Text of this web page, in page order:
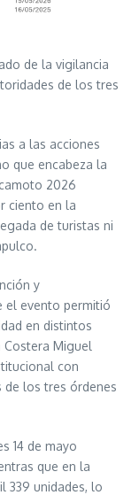
de la vigilancia
de los tres
a las acciones
que encabeza la
2026
ciento en la
de turistas ni
y
el evento permitió
en distintos
Miguel
con
los tres órdenes
14 de mayo
que en la
339 unidades, lo